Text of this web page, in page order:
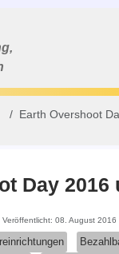
Earth Overshoot
Day
Veröffentlicht: 08. August 2016